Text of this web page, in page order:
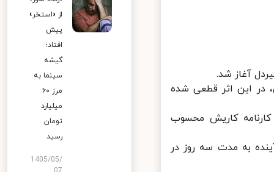
آغاز شد.
در این اثر قطعی شده
کاریش محسوب
به مدت سه روز در
از «استخر»
پیش
افتاد؛
گیشه
سینما به
مرز ۶۰
میلیارد
تومان
رسید
1405/05/